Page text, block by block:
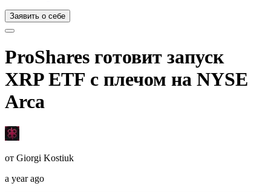
Заявить о себе
ProShares готовит запуск
XRP ETF с плечом на NYSE
Arca
от Giorgi Kostiuk
a year ago